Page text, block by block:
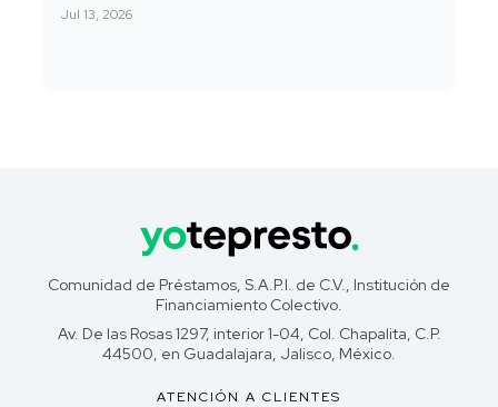
Jul 13, 2026
Comunidad de Préstamos, S.A.P.I. de C.V., Institución de
Financiamiento Colectivo.
Av. De las Rosas 1297, interior 1-04, Col. Chapalita, C.P.
44500, en Guadalajara, Jalisco, México.
ATENCIÓN A CLIENTES